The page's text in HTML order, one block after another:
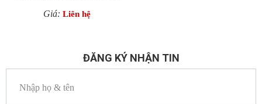
Giá: Liên hệ
ĐĂNG KÝ NHẬN TIN